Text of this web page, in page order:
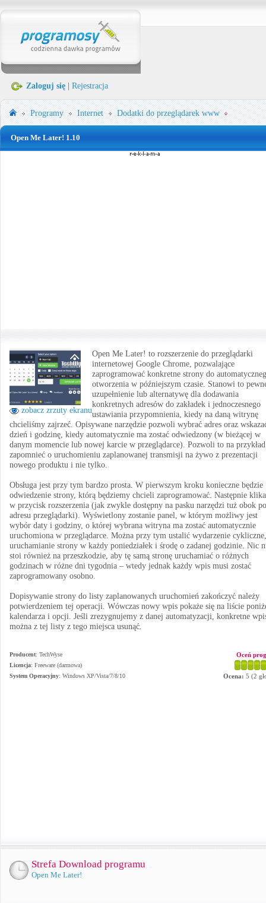
Zaloguj się Rejestracja
Programy Internet Dodatki do przeglądarek www
Open Me Later! 1.10
zobacz zrzuty ekranu
Open Me Later! to rozszerzenie do przeglądarki
internetowej Google Chrome, pozwalające
zaprogramować konkretne strony do
otworzenia w późniejszym czasie. Stanowi to
uzupełnienie lub alternatywę dla dodawania
konkretnych adresów do zakładek i jednoczesnego
ustawiania przypomnienia, kiedy na daną witrynę
chcieliśmy zajrzeć. Opisywane narzędzie pozwoli wybrać adres oraz
dzień i godzinę, kiedy automatycznie ma zostać odwiedzony (w bieżącej w
danym momencie lub nowej karcie w przeglądarce). Pozwoli to na
zapomnieć o uruchomieniu zaplanowanej transmisji na żywo z prezentacji
nowego produktu i nie tylko.
Obsługa jest przy tym bardzo prosta. W pierwszym kroku konieczne będzie
odwiedzenie strony, którą będziemy chcieli zaprogramować. Następnie
w przycisk rozszerzenia (jak zwykle dostępny na pasku narzędzi tuż obok
adresu przeglądarki). Wyświetlony zostanie panel, w którym możliwy jest
wybór daty i godziny, o której wybrana witryna ma zostać automatycznie
uruchomiona w przeglądarce. Można przy tym ustalić wydarzenie
uruchamianie strony w każdy poniedziałek i środę o zadanej godzinie. Nic
stoi również na przeszkodzie, aby tę samą stronę uruchamiać o różnych
godzinach w różne dni tygodnia – wtedy jednak każdy wpis musi zostać
zaprogramowany osobno.
Dopisywanie strony do listy zaplanowanych uruchomień zakończyć należy
potwierdzeniem tej operacji. Wówczas nowy wpis pokaże się na liście
kalendarza i opcji. Jeśli zrezygnujemy z danej automatyzacji, konkretne
można z tej listy z tego miejsca usunąć.
Producent: TechWyse
Licencja: Freeware (darmowa)
System Operacyjny: Windows XP/Vista/7/8/10
Oceń
Ocena: 5 (2
Strefa Download programu
Open Me Later!